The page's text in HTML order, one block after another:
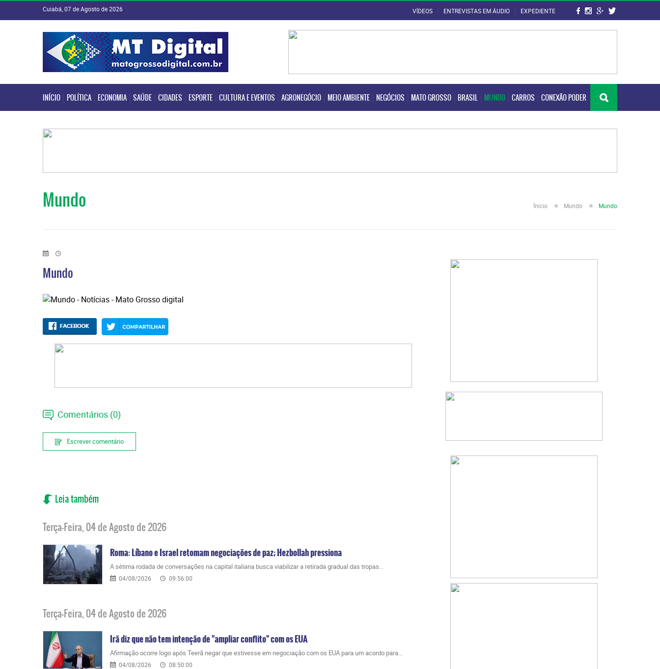
Cuiabá, 07 de Agosto de 2026 VÍDEOS ENTREVISTAS EM ÁUDIO EXPEDIENTE
INÍCIO POLÍTICA ECONOMIA SAÚDE CIDADES ESPORTE CULTURA E EVENTOS AGRONEGÓCIO MEIO AMBIENTE NEGÓCIOS MATO GROSSO BRASIL MUNDO CARROS CONEXÃO PODER
INÍCIO POLÍTICA ECONOMIA MATO GROSSO BRASIL MUNDO CARROS CONEXÃO PODER
Mundo Ínicio Mundo Mundo
Mundo
Comentários (0)
Escrever comentário
Leia também
Terça-Feira, 04 de Agosto de 2026
Roma: Líbano e Israel retomam negociações de paz; Hezbollah pressiona
A sétima rodada de conversações na capital italiana busca viabilizar a retirada gradual das tropas...
04/08/2026 09:56:00
Terça-Feira, 04 de Agosto de 2026
Irã diz que não tem intenção de "ampliar conflito" com os EUA
Afirmação ocorre logo após Teerã negar que estivesse em negociação com os EUA para um acordo para...
04/08/2026 08:50:00